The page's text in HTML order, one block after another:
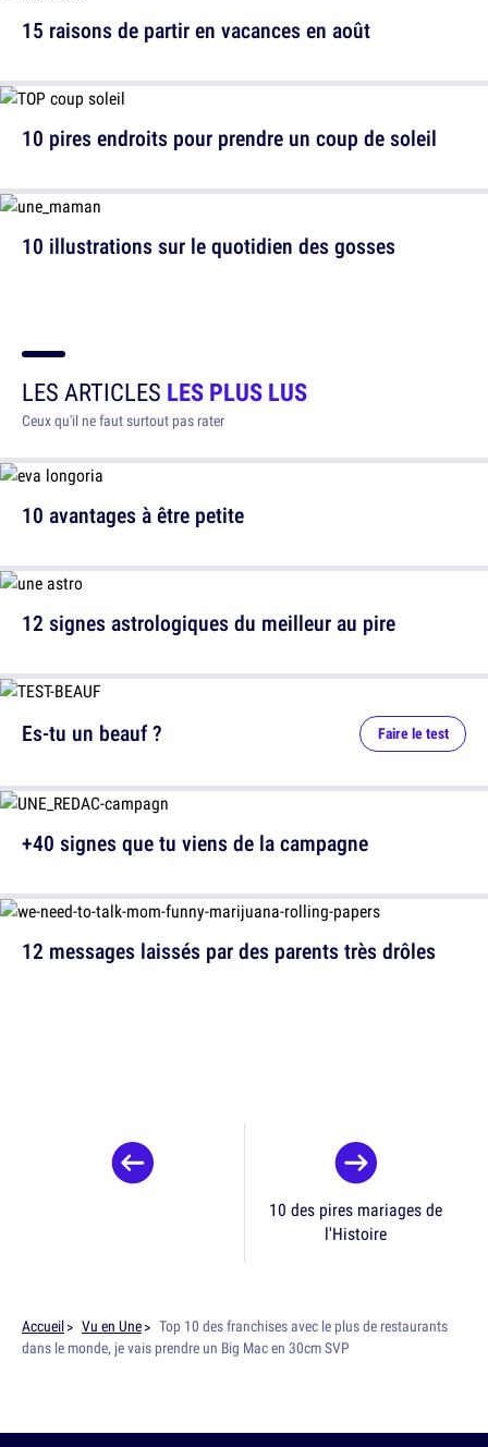
10 pires endroits pour prendre un coup de soleil
15 raisons de partir en vacances en août
10 illustrations sur le quotidien des gosses
LES ARTICLES LES PLUS LUS
Ceux qu'il ne faut surtout pas rater
10 avantages à être petite
12 signes astrologiques du meilleur au pire
12 messages laissés par des parents très drôles
Es-tu un beauf ? Faire le test
+40 signes que tu viens de la campagne
10 des pires mariages de
l'Histoire
Accueil Vu en Une
Top 10 des franchises avec le plus de restaurants
dans le monde, je vais prendre un Big Mac en 30cm SVP